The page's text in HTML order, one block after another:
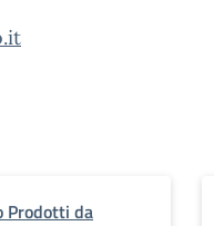
Prodotti da